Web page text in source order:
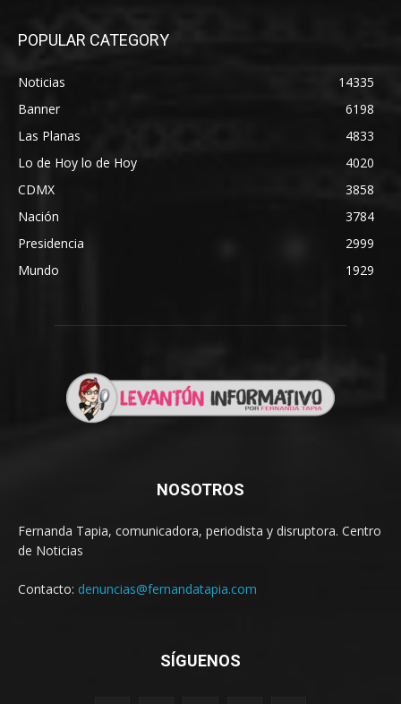
POPULAR CATEGORY
Noticias
14335
Banner
6198
Las Planas
4833
Lo de Hoy lo de Hoy
4020
CDMX
3858
Nación
3784
Presidencia
2999
Mundo
1929
NOSOTROS
Fernanda Tapia, comunicadora, periodista y disruptora. Centro
de Noticias
Contacto: denuncias@fernandatapia.com
SÍGUENOS